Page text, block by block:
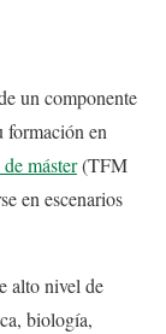
un componente
formación en
máster(TFM
en escenarios
alto nivel de
biología,